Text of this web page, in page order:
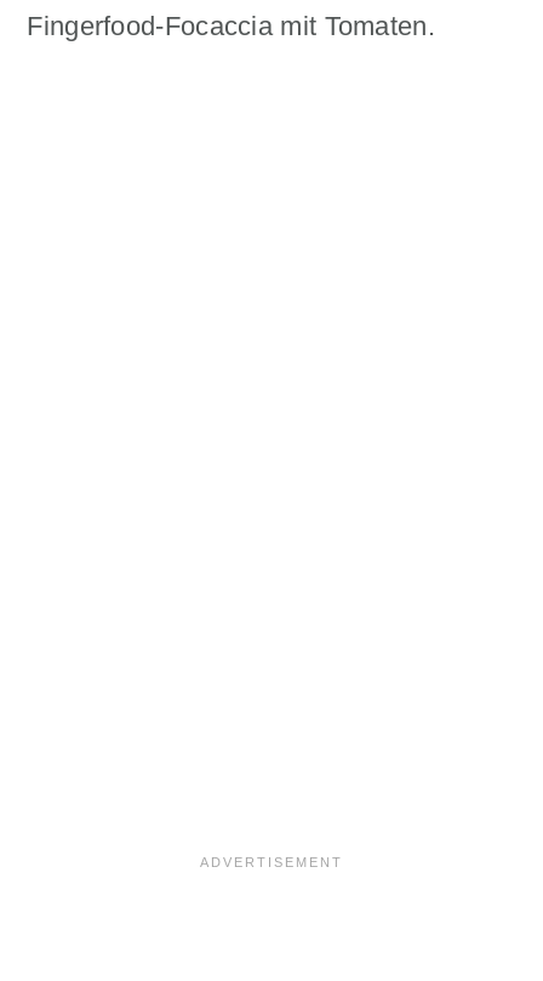
Fingerfood-Focaccia mit Tomaten.